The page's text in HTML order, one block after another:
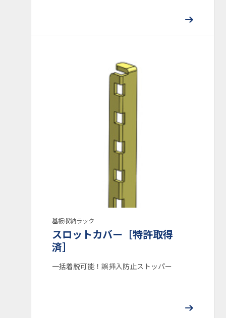
基板収納ラック
スロットカバー［特許取得
済］
一括着脱可能！誤挿入防止ストッパー